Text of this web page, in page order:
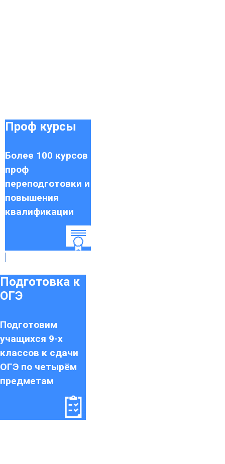
Проф курсы
Более 100 курсов
проф
переподготовки и
повышения
квалификации
Подготовка к
ОГЭ
Подготовим
учащихся 9-х
классов к сдачи
ОГЭ по четырём
предметам